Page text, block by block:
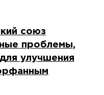
союз
проблемы,
улучшения